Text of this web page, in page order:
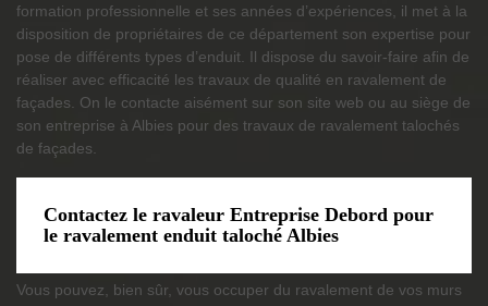
formation professionnelle et ses années d’expériences, il met à la
disposition de propriétaires de ce département son expertise pour
pose de différents types d’enduit. Il dispose du savoir-faire afin de
réaliser avec efficacité les travaux de qualité en ravalement de
façades. On le contacte aisément sur son site web ou au siège de
son entreprise à Albies pour des travaux de ravalement talochés
de façades.
Contactez le ravaleur Entreprise Debord pour
le ravalement enduit taloché Albies
Vous pouvez, bien sûr, vous occuper du ravalement de vos murs